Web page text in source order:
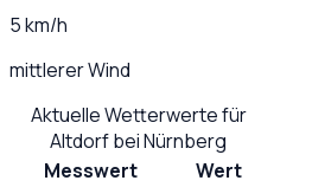
5 km/h
mittlerer Wind
Aktuelle Wetterwerte für
Altdorf bei Nürnberg
Messwert
Wert